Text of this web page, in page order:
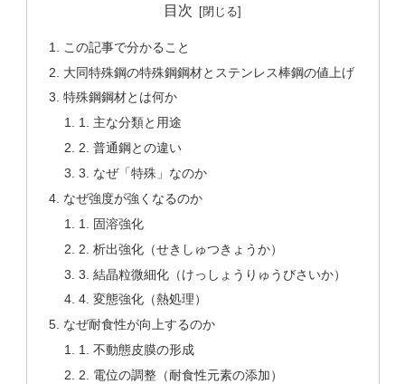
目次
この記事で分かること
大同特殊鋼の特殊鋼鋼材とステンレス棒鋼の値上げ
特殊鋼鋼材とは何か
1. 主な分類と用途
2. 普通鋼との違い
3. なぜ「特殊」なのか
なぜ強度が強くなるのか
1. 固溶強化
2. 析出強化（せきしゅつきょうか）
3. 結晶粒微細化（けっしょうりゅうびさいか）
4. 変態強化（熱処理）
なぜ耐食性が向上するのか
1. 不動態皮膜の形成
2. 電位の調整（耐食性元素の添加）